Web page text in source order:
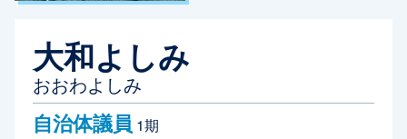
大和よしみ
おおわよしみ
自治体議員 1期